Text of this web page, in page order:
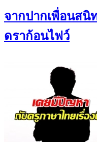
จากปากเพื่อนสนิ
ดราก้อนไฟว์